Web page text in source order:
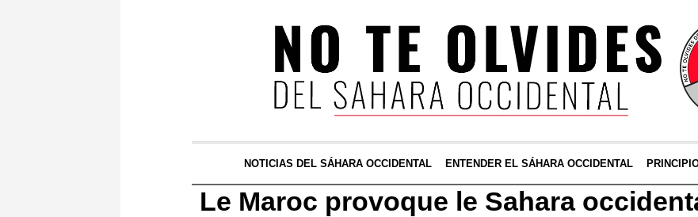
NOTICIAS DEL SÁHARA OCCIDENTAL ENTENDER EL SÁHARA OCCIDENTAL
Le Maroc provoque le Sahara